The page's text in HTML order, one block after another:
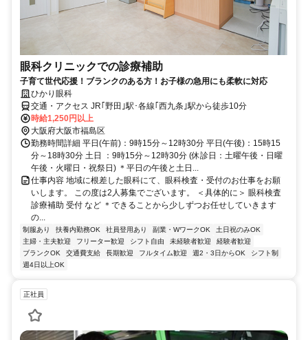
眼科クリニックでの診療補助
子育て世代応援！ブランクのある方！お子様の急用にも柔軟に対応
ひかり眼科
交通・アクセス JR｢野田｣駅･各線｢西九条｣駅から徒歩10分
時給1,250円以上
大阪府大阪市福島区
勤務時間詳細 平日(午前)：9時15分～12時30分 平日(午後)：15時15
分～18時30分 土日 ：9時15分～12時30分 (休診日：土曜午後・日曜
午後・火曜日・祝祭日) ＊平日の午後と土日...
仕事内容 地域に根差した眼科にて、眼科検査・受付のお仕事をお願
いします。 この度は2人募集でございます。 ＜具体的に＞ 眼科検査
診療補助 受付 など ＊できることから少しずつお任せしていきます
の...
制服あり 扶養内勤務OK 社員登用あり 副業・WワークOK
土日祝のみOK
主婦・主夫歓迎
フリーター歓迎 シフト自由 未経験者歓迎
経験者歓迎
ブランクOK
交通費支給 長期歓迎 フルタイム歓迎 週2・3日からOK
シフト制
週4日以上OK
正社員